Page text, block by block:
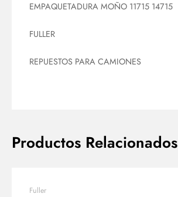
EMPAQUETADURA MOÑO 11715 14715
FULLER
REPUESTOS PARA CAMIONES
Productos Relacionados
Fuller